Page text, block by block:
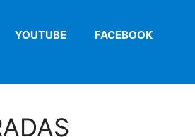
YOUTUBE FACEBOOK